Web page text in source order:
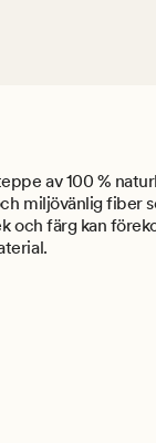
av 100 %
miljövänlig fiber
och färg kan